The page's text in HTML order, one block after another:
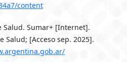
content
Sumar+ [Internet].
Salud; [Acceso sep. 2025].